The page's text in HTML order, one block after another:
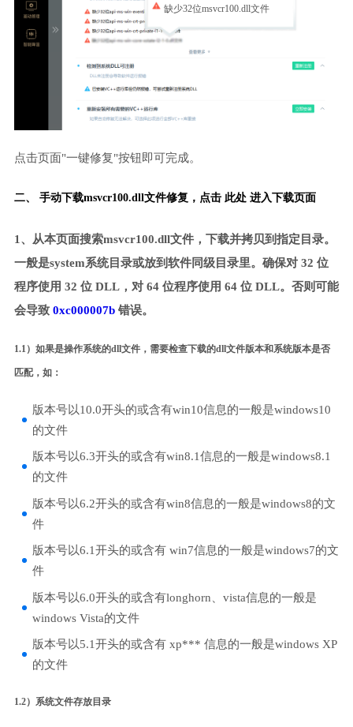
缺少32位msvcr100.dll文件
点击页面"一键修复"按钮即可完成。
二、 手动下载msvcr100.dll文件修复， 点击 此处 进入下载页面
1、从本页面搜索msvcr100.dll文件，下载并拷贝到指定目录。
一般是system系统目录或放到软件同级目录里。确保对 32 位
程序使用 32 位 DLL，对 64 位程序使用 64 位 DLL。否则可能
会导致 0xc000007b错误。
1.1）如果是操作系统的dll文件，需要检查下载的dll文件版本和系统版本是否
匹配，如：
版本号以10.0开头的或含有win10信息的一般是windows10
的文件
版本号以6.3开头的或含有win8.1信息的一般是windows8.1
的文件
版本号以6.2开头的或含有win8信息的一般是windows8的文
件
版本号以6.1开头的或含有 win7信息的一般是windows7的文
件
版本号以6.0开头的或含有longhorn、vista信息的一般是
windows Vista的文件
版本号以5.1开头的或含有 xp*** 信息的一般是windows XP
的文件
1.2）系统文件存放目录